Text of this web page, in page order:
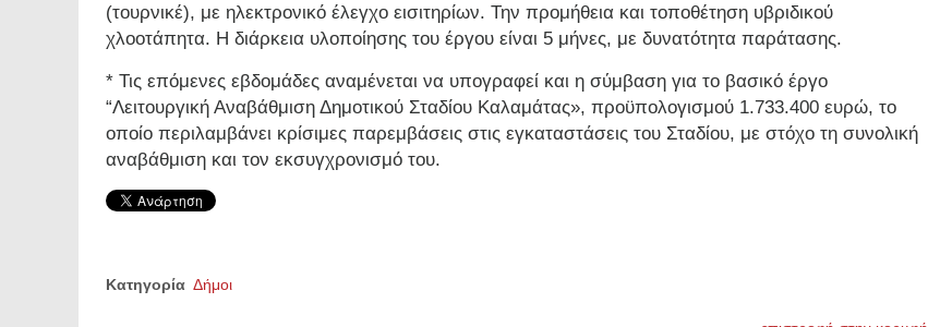
(τουρνικέ), με ηλεκτρονικό έλεγχο εισιτηρίων. Την προμήθεια και τοποθέτηση υβριδικού
χλοοτάπητα. Η διάρκεια υλοποίησης του έργου είναι 5 μήνες, με δυνατότητα παράτασης.
* Τις επόμενες εβδομάδες αναμένεται να υπογραφεί και η σύμβαση για το βασικό έργο
“Λειτουργική Αναβάθμιση Δημοτικού Σταδίου Καλαμάτας», προϋπολογισμού 1.733.400 ευρώ, το
οποίο περιλαμβάνει κρίσιμες παρεμβάσεις στις εγκαταστάσεις του Σταδίου, με στόχο τη συνολική
αναβάθμιση και τον εκσυγχρονισμό του.
Κατηγορία Δήμοι